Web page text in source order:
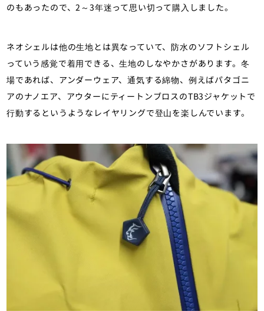
のもあったので、2～3年迷って思い切って購入しました。
ネオシェルは他の生地とは異なっていて、防水のソフトシェル
っていう感覚で着用できる、生地のしなやかさがあります。冬
場であれば、アンダーウェア、通気する綿物、例えばパタゴニ
アのナノエア、アウターにティートンブロスのTB3ジャケットで
行動するというようなレイヤリングで登山を楽しんでいます。